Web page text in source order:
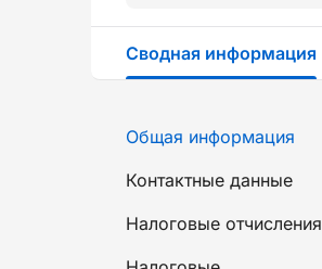
Сводная информация
Общая информация
Контактные данные
Налоговые отчисления